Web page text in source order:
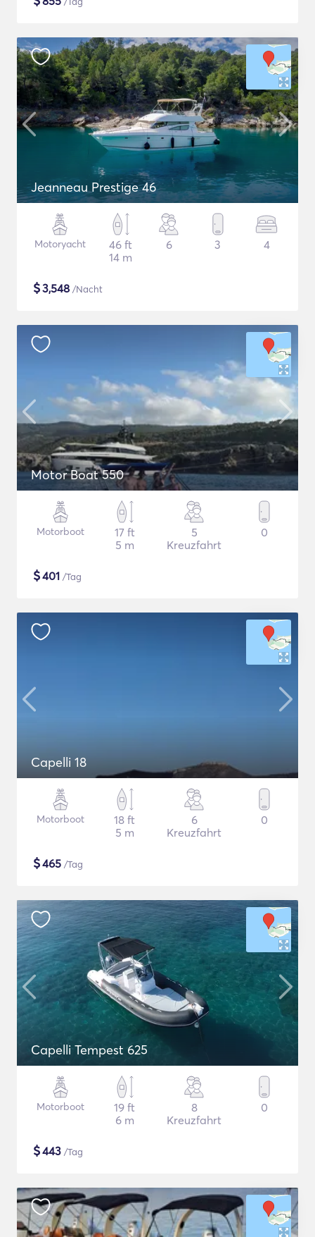
Jeanneau Prestige 46
Motoryacht
46 ft
14 m
6 3 4
$3,548 /Nacht
Motor Boat 550
Motorboot
17 ft
5 m
5
Kreuzfahrt
0
$401 /Tag
Capelli 18
Motorboot
18 ft
5 m
6
Kreuzfahrt
0
$465 /Tag
Capelli Tempest 625
Motorboot
19 ft
6 m
8
Kreuzfahrt
0
$443 /Tag